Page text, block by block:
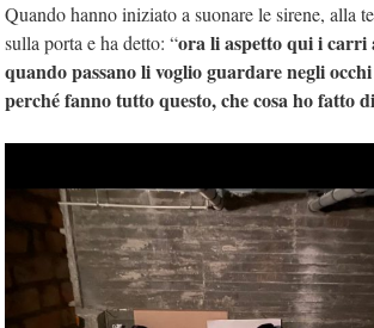
Quando hanno iniziato a suonare le sirene, alla
sulla porta e ha detto: “ora li aspetto qui i carri
quando passano li voglio guardare negli
perché fanno tutto questo, che cosa ho fatto